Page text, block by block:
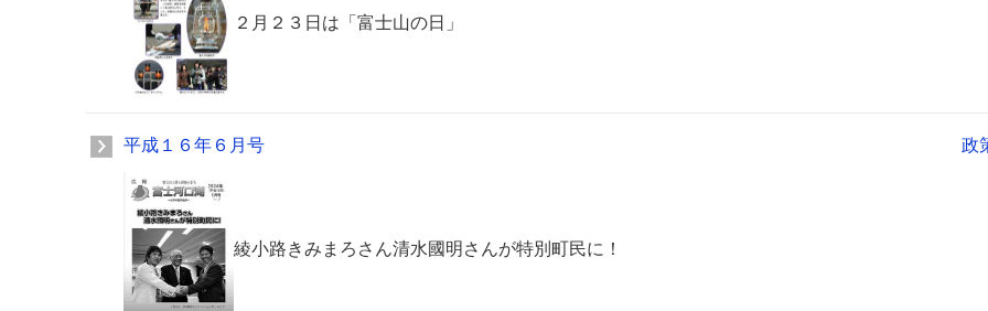
２月２３日は「富士山の日」
平成１６年６月号 政
綾小路きみまろさん清水國明さんが特別町民に！